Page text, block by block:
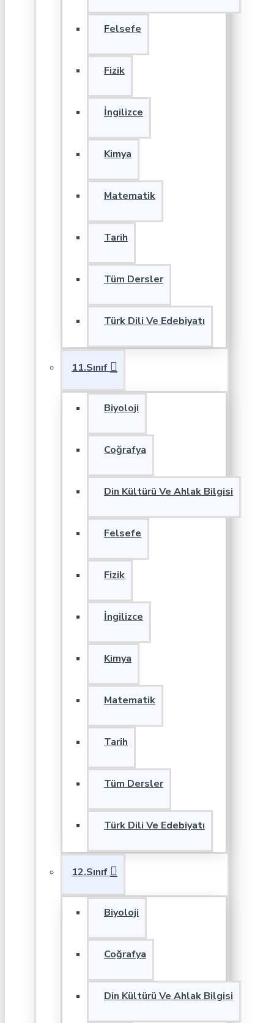
Felsefe
Fizik
İngilizce
Kimya
Matematik
Tarih
Tüm Dersler
Türk Dili Ve Edebiyatı
11.Sınıf
Biyoloji
Coğrafya
Din Kültürü Ve Ahlak Bilgisi
Felsefe
Fizik
İngilizce
Kimya
Matematik
Tarih
Tüm Dersler
Türk Dili Ve Edebiyatı
12.Sınıf
Biyoloji
Coğrafya
Din Kültürü Ve Ahlak Bilgisi